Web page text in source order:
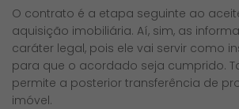
O contrato é a etapa seguinte ao
aquisição imobiliária. Aí, sim, as
caráter legal, pois ele vai servir como
para que o acordado seja cumprido.
permite a posterior transferência de
imóvel.